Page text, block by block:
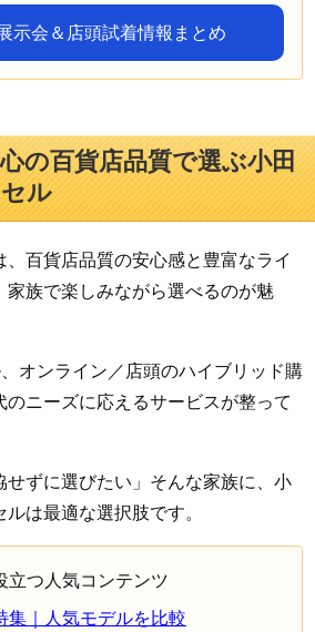
示会＆店頭試着情報まとめ
の百貨店品質で選ぶ小田
ル
百貨店品質の安心感と豊富なライ
家族で楽しみながら選べるのが魅
オンライン／店頭のハイブリッド購
のニーズに応えるサービスが整って
せずに選びたい」そんな家族に、小
は最適な選択肢です。
立つ人気コンテンツ
集｜人気モデルを比較